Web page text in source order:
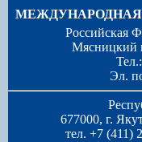
МЕЖДУНАРОДНАЯ
Российская
Мясницкий
Эл.
677000, г.
тел. +7 (411)